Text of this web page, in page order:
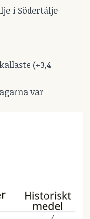
i Södertälje
(+3,4
var